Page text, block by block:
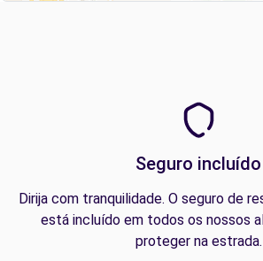
Seguro incluído
Dirija com tranquilidade. O seguro de
está incluído em todos os nossos
proteger na estrada.